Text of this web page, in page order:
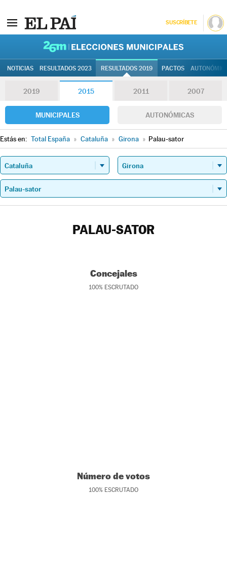
SUSCRÍBETE
NOTICIAS RESULTADOS 2023 RESULTADOS 2019 PACTOS
2019 2015 2011 2007
MUNICIPALES AUTONÓMICAS
Estás en: Total España » Cataluña » Girona » Palau-sator
PALAU-SATOR
Concejales
100% ESCRUTADO
Número de votos
100% ESCRUTADO